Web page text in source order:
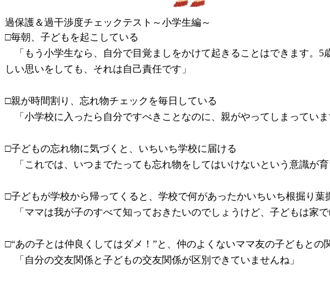
過保護＆過干渉度チェックテスト～小学生編～
□毎朝、子どもを起こしている
「もう小学生なら、自分で目覚ましをかけて起きることはできます。
しい思いをしても、それは自己責任です」
□親が時間割り、忘れ物チェックを毎日している
「小学校に入ったら自分ですべきことなのに、親がやってしまっていま
□子どもの忘れ物に気づくと、いちいち学校に届ける
「これでは、いつまでたっても忘れ物をしてはいけないという意識が育
□子どもが学校から帰ってくると、学校で何があったかいちいち根掘り葉
「ママは我が子のすべて知っておきたいのでしょうけど、子どもは家
□“あの子とは仲良くしてはダメ！”と、仲のよくないママ友の子どもとの
「自分の交友関係と子どもの交友関係が区別できていませんね」